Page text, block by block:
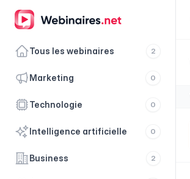
Tous les webinaires 2
marketing 0
technologie 0
intelligence artificielle 0
business 2